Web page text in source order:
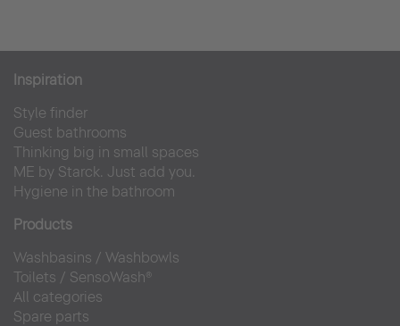
Inspiration
Style finder
Guest bathrooms
Thinking big in small spaces
ME by Starck. Just add you.
Hygiene in the bathroom
Products
Washbasins / Washbowls
Toilets / SensoWash®
All categories
Spare parts